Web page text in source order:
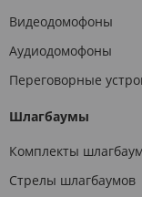
Видеодомофоны
Аудиодомофоны
Переговорные
Шлагбаумы
Комплекты
Стрелы шлагбаумов